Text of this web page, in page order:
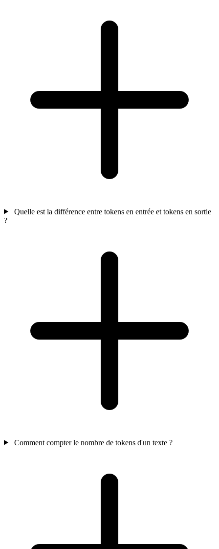
Quelle est la différence entre tokens en entrée et tokens en sortie
?
Comment compter le nombre de tokens d'un texte ?